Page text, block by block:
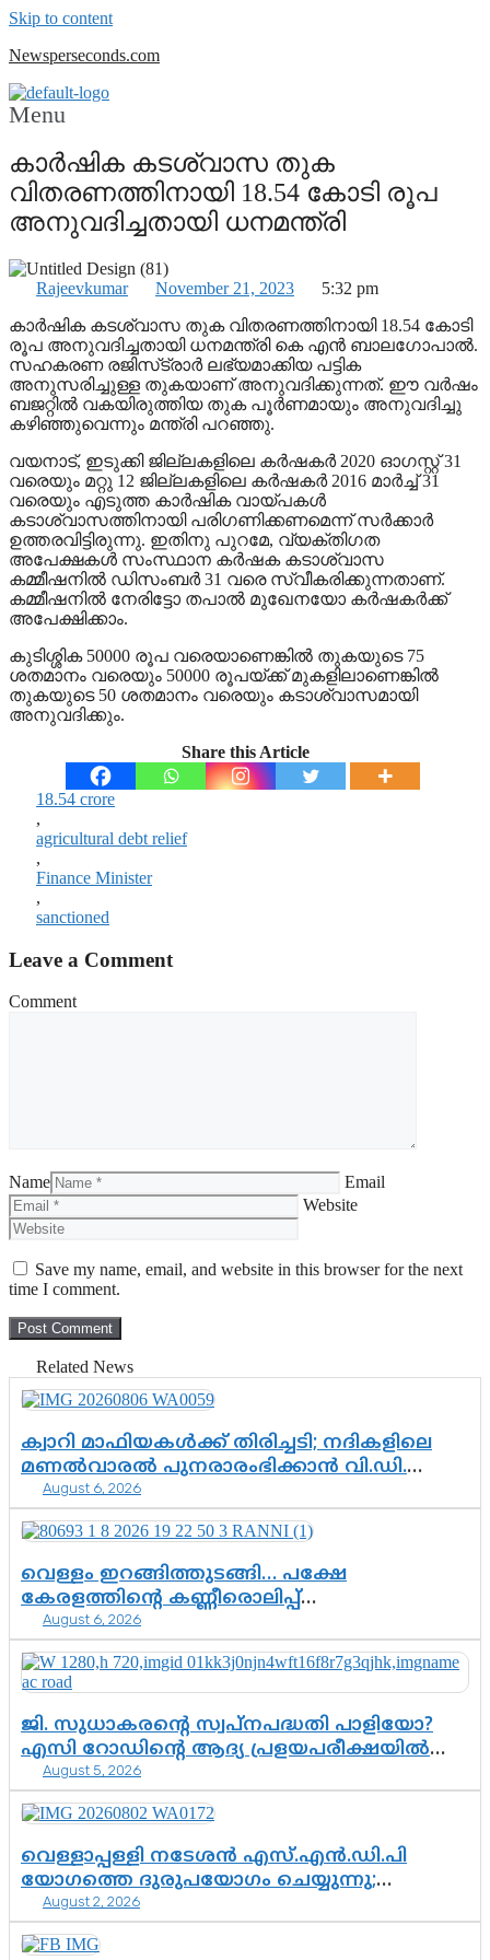
Skip to content
Newsperseconds.com
Menu
കാർഷിക കടശ്വാസ തുക
വിതരണത്തിനായി 18.54 കോടി രൂപ
അനുവദിച്ചതായി ധനമന്ത്രി
Rajeevkumar November 21, 2023
5:32 pm
കാർഷിക കടശ്വാസ തുക വിതരണത്തിനായി 18.54 കോടി
രൂപ അനുവദിച്ചതായി ധനമന്ത്രി കെ എൻ ബാലഗോപാൽ.
സഹകരണ രജിസ്‌ട്രാർ ലഭ്യമാക്കിയ പട്ടിക
അനുസരിച്ചുള്ള തുകയാണ്‌ അനുവദിക്കുന്നത്‌. ഈ വർഷം
ബജറ്റിൽ വകയിരുത്തിയ തുക പൂർണമായും അനുവദിച്ചു
കഴിഞ്ഞുവെന്നും മന്ത്രി പറഞ്ഞു.
വയനാട്, ഇടുക്കി ജില്ലകളിലെ കർഷകർ 2020 ഓഗസ്റ്റ് 31
വരെയും മറ്റു 12 ജില്ലകളിലെ കർഷകർ 2016 മാർച്ച് 31
വരെയും എടുത്ത കാർഷിക വായ്പകൾ
കടാശ്വാസത്തിനായി പരിഗണിക്കണമെന്ന് സർക്കാർ
ഉത്തരവി‌ട്ടിരുന്നു. ഇതിനു പുറമേ, വ്യക്തിഗത
അപേക്ഷകൾ സംസ്ഥാന കർഷക കടാശ്വാസ
കമ്മീഷനിൽ ഡിസംബർ 31 വരെ സ്വീകരിക്കുന്നതാണ്.
കമ്മീഷനിൽ നേരിട്ടോ തപാൽ മുഖേനയോ കർ‍ഷകർക്ക്
അപേക്ഷിക്കാം.
കുടിശ്ശിക 50000 രൂപ വരെയാണെങ്കിൽ തുകയുടെ 75
ശതമാനം വരെയും 50000 രൂപയ്ക്ക് മുകളിലാണെങ്കിൽ
തുകയുടെ 50 ശതമാനം വരെയും കടാശ്വാസമായി
അനുവദിക്കും.
Share this Article
18.54 crore
,
agricultural debt relief
,
Finance Minister
,
sanctioned
Leave a Comment
Comment
Name
Email
Website
Save my name, email, and website in this browser for the next
time I comment.
Related News
ക്വാറി മാഫിയകൾക്ക് തിരിച്ചടി; നദികളിലെ
മണൽവാരൽ പുനരാരംഭിക്കാൻ വി.ഡി.
സർക്കാർ തീരുമാനം
August 6, 2026
വെള്ളം ഇറങ്ങിത്തുടങ്ങി… പക്ഷേ
കേരളത്തിന്റെ കണ്ണീരൊലിപ്പ്
എന്നവസാനിക്കും?
August 6, 2026
ജി. സുധാകരന്റെ സ്വപ്നപദ്ധതി പാളിയോ?
എസി റോഡിന്റെ ആദ്യ പ്രളയപരീക്ഷയിൽ
ഉയരുന്നത് ഗുരുതര ചോദ്യങ്ങൾ
August 5, 2026
വെള്ളാപ്പള്ളി നടേശൻ എസ്.എൻ.ഡി.പി
യോഗത്തെ ദുരുപയോഗം ചെയ്യുന്നു;
ശ്രീനാരായണ പ്രസ്ഥാനത്തെ കാർന്നുതിന്നുന്ന
വിഷവിത്ത്: ഗോകുലം ഗോപാലൻ
August 2, 2026